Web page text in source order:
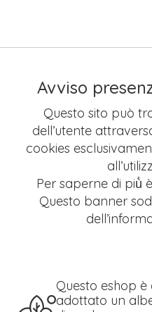
Avviso
Questo sito può
dell’utente
cookies
Per saperne di più̀
Questo banner
Questo eshop
adottato un